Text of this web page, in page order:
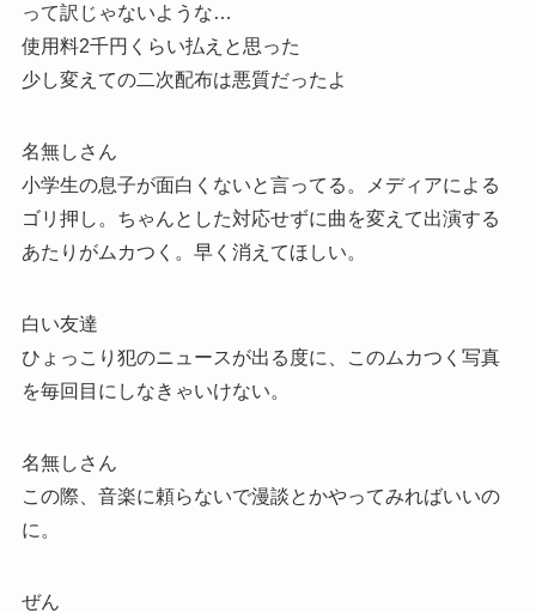
って訳じゃないような…
使用料2千円くらい払えと思った
少し変えての二次配布は悪質だったよ
名無しさん
小学生の息子が面白くないと言ってる。メディアによる
ゴリ押し。ちゃんとした対応せずに曲を変えて出演する
あたりがムカつく。早く消えてほしい。
白い友達
ひょっこり犯のニュースが出る度に、このムカつく写真
を毎回目にしなきゃいけない。
名無しさん
この際、音楽に頼らないで漫談とかやってみればいいの
に。
ぜん